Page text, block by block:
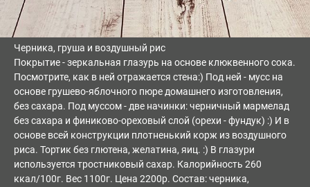
Черника, груша и воздушный рис
Покрытие - зеркальная глазурь на основе клюквенного сока.
Посмотрите, как в ней отражается стена:) Под ней - мусс на
основе грушево-яблочного пюре домашнего изготовления,
без сахара. Под муссом - две начинки: черничный мармелад
без сахара и финиково-ореховый слой (орехи - фундук) :) И в
основе всей конструкции плотненький корж из воздушного
риса. Тортик без глютена, желатина, яиц. :) В глазури
используется тростниковый сахар. Калорийность 260
ккал/100г. Вес 1100г. Цена 2200р. Состав: черника,